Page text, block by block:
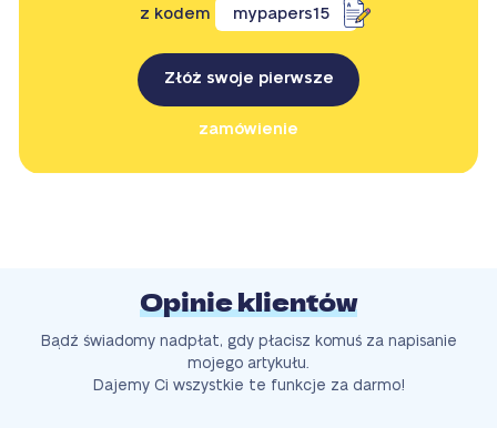
z kodem mypapers15
Złóż swoje pierwsze
zamówienie
Opinie klientów
Bądź świadomy nadpłat, gdy płacisz komuś za napisanie
mojego artykułu.
Dajemy Ci wszystkie te funkcje za darmo!